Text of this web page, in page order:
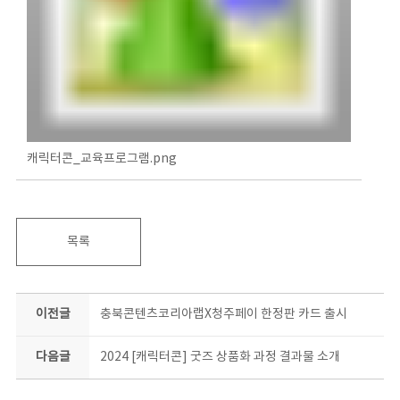
캐릭터콘_교육프로그램.png
목록
이전글 충북콘텐츠코리아랩X청주페이 한정판 카드 출시
다음글 2024 [캐릭터콘] 굿즈 상품화 과정 결과물 소개